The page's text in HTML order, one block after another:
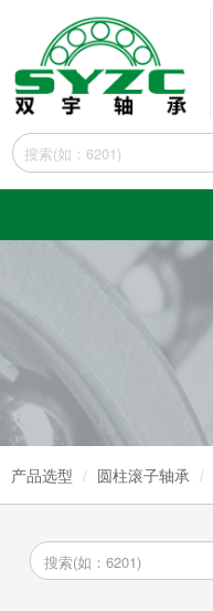
产品选型 圆柱滚子轴承